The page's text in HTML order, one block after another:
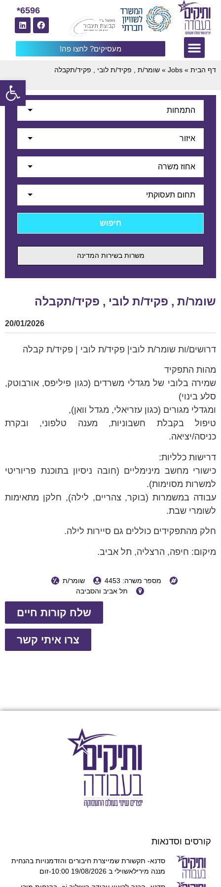
מעסיקים? לחצו פה!
6596*
דף הבית »
Jobs
» שומר/ת , פקיד/ת לובי , פקיד/תקבלה
התמחות
איזור
אחוז משרה
תחום תעסוקתי
משרות בשירות המדינה
שומר/ת , פקיד/ת לובי , פקיד/תקבלה
20/01/2026
דרושים/ות שומר/ת לובי| פקיד/ת לובי | פקיד/ת קבלה
מהות התפקיד
שמירה בלובי של מגדלי משרדים (כגון פיליפס, אורבוטק,
סלע בינוי)
ומגדלי מגורים (כגון עזריאלי, מגדל וואן),
טיפול בקבלת חשבוניות, מענה טלפוני, ובקרת
כניסה/יציאה.
דרישות כלליות:
כישורי מחשב מינימליים (חובה ניסיון בתוכנת פריוריטי
למשרות מסוימות).
עבודה במשמרות (בוקר, צהריים, לילה), חלקן מתאימות
לשומרי שבת.
חלק מהתפקידים כוללים גם סיירות לילה.
מיקום: חיפה, הרצליה, תל אביב.
מספר משרה: 4453
שומר/ת
תל אביב והסביבה
שלח קורות חיים
צרו איתי קשר
קורסים וסדנאות
סדנא- תקשורת שמייצרת חיבורים והזדמנויות בהנחית
מננה מירילאשוילי ב 19/08/2026 10:00-זום